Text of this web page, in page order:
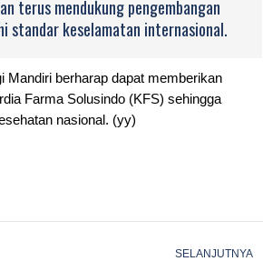
terus mendukung pengembangan
standar keselamatan internasional.
Mandiri berharap dapat memberikan
Farma Solusindo (KFS) sehingga
nasional. (yy)
SELANJUTNYA